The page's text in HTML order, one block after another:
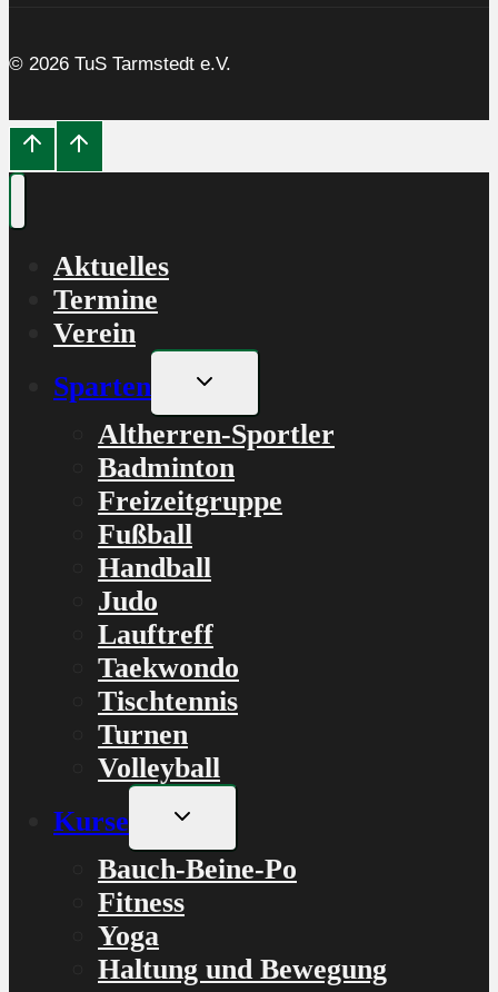
© 2026 TuS Tarmstedt e.V.
Aktuelles
Termine
Verein
Sparten
Untermenü
Altherren-Sportler
Badminton
Freizeitgruppe
Fußball
Handball
Judo
Lauftreff
Taekwondo
Tischtennis
Turnen
Volleyball
Kurse
Untermenü
Bauch-Beine-Po
Fitness
Yoga
Haltung und Bewegung